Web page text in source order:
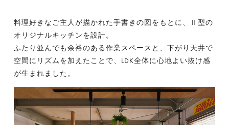
料理好きなご主人が描かれた手書きの図をもとに、Ⅱ型の
オリジナルキッチンを設計。
ふたり並んでも余裕のある作業スペースと、下がり天井で
空間にリズムを加えたことで、LDK全体に心地よい抜け感
が生まれました。